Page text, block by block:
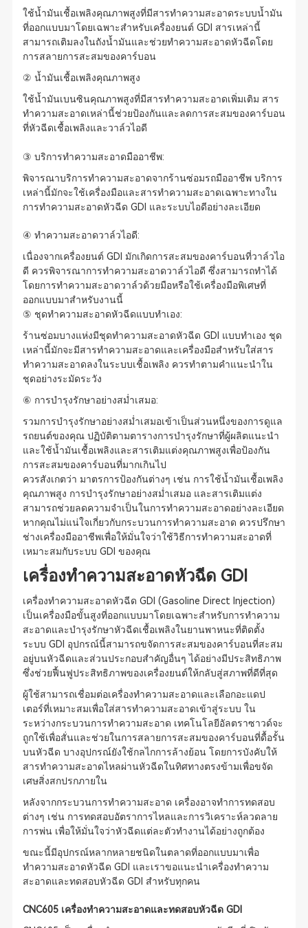
ใช้น้ำมันเชื้อเพลิงคุณภาพสูงที่มีสารทำความสะอาดระบบน้ำมัน
ที่ออกแบบมาโดยเฉพาะสำหรับเครื่องยนต์ GDI สารเหล่านี้
สามารถเติมลงในถังน้ำมันและช่วยทำความสะอาดหัวฉีดโดย
การสลายการสะสมของคาร์บอน
② น้ำมันเชื้อเพลิงคุณภาพสูง
ใช้น้ำมันเบนซินคุณภาพสูงที่มีสารทำความสะอาดเพิ่มเติม สาร
ทำความสะอาดเหล่านี้ช่วยป้องกันและลดการสะสมของคาร์บอน
ที่หัวฉีดเชื้อเพลิงและวาล์วไอดี
③ บริการทำความสะอาดมืออาชีพ:
พิจารณาบริการทำความสะอาดจากร้านซ่อมรถมืออาชีพ บริการ
เหล่านี้มักจะใช้เครื่องมือและสารทำความสะอาดเฉพาะทางใน
การทำความสะอาดหัวฉีด GDI และระบบไอดีอย่างละเอียด
④ ทำความสะอาดวาล์วไอดี:
เนื่องจากเครื่องยนต์ GDI มักเกิดการสะสมของคาร์บอนที่วาล์วไอ
ดี ควรพิจารณาการทำความสะอาดวาล์วไอดี ซึ่งสามารถทำได้
โดยการทำความสะอาดวาล์วด้วยมือหรือใช้เครื่องมือพิเศษที่
ออกแบบมาสำหรับงานนี้
⑤ ชุดทำความสะอาดหัวฉีดแบบทำเอง:
ร้านซ่อมบางแห่งมีชุดทำความสะอาดหัวฉีด GDI แบบทำเอง ชุด
เหล่านี้มักจะมีสารทำความสะอาดและเครื่องมือสำหรับใส่สาร
ทำความสะอาดลงในระบบเชื้อเพลิง ควรทำตามคำแนะนำใน
ชุดอย่างระมัดระวัง
⑥ การบำรุงรักษาอย่างสม่ำเสมอ:
รวมการบำรุงรักษาอย่างสม่ำเสมอเข้าเป็นส่วนหนึ่งของการดูแล
รถยนต์ของคุณ ปฏิบัติตามตารางการบำรุงรักษาที่ผู้ผลิตแนะนำ
และใช้น้ำมันเชื้อเพลิงและสารเติมแต่งคุณภาพสูงเพื่อป้องกัน
การสะสมของคาร์บอนที่มากเกินไป
ควรสังเกตว่า มาตรการป้องกันต่างๆ เช่น การใช้น้ำมันเชื้อเพลิง
คุณภาพสูง การบำรุงรักษาอย่างสม่ำเสมอ และสารเติมแต่ง
สามารถช่วยลดความจำเป็นในการทำความสะอาดอย่างละเอียด
หากคุณไม่แน่ใจเกี่ยวกับกระบวนการทำความสะอาด ควรปรึกษา
ช่างเครื่องมืออาชีพเพื่อให้มั่นใจว่าใช้วิธีการทำความสะอาดที่
เหมาะสมกับระบบ GDI ของคุณ
เครื่องทำความสะอาดหัวฉีด GDI
เครื่องทำความสะอาดหัวฉีด GDI (Gasoline Direct Injection)
เป็นเครื่องมือขั้นสูงที่ออกแบบมาโดยเฉพาะสำหรับการทำความ
สะอาดและบำรุงรักษาหัวฉีดเชื้อเพลิงในยานพาหนะที่ติดตั้ง
ระบบ GDI อุปกรณ์นี้สามารถขจัดการสะสมของคาร์บอนที่สะสม
อยู่บนหัวฉีดและส่วนประกอบสำคัญอื่นๆ ได้อย่างมีประสิทธิภาพ
ซึ่งช่วยฟื้นฟูประสิทธิภาพของเครื่องยนต์ให้กลับสู่สภาพที่ดีที่สุด
ผู้ใช้สามารถเชื่อมต่อเครื่องทำความสะอาดและเลือกอะแดป
เตอร์ที่เหมาะสมเพื่อใส่สารทำความสะอาดเข้าสู่ระบบ ใน
ระหว่างกระบวนการทำความสะอาด เทคโนโลยีอัลตราซาวด์จะ
ถูกใช้เพื่อสั่นและช่วยในการสลายการสะสมของคาร์บอนที่ดื้อรั้น
บนหัวฉีด บางอุปกรณ์ยังใช้กลไกการล้างย้อน โดยการบังคับให้
สารทำความสะอาดไหลผ่านหัวฉีดในทิศทางตรงข้ามเพื่อขจัด
เศษสิ่งสกปรกภายใน
หลังจากกระบวนการทำความสะอาด เครื่องอาจทำการทดสอบ
ต่างๆ เช่น การทดสอบอัตราการไหลและการวิเคราะห์ลวดลาย
การพ่น เพื่อให้มั่นใจว่าหัวฉีดแต่ละตัวทำงานได้อย่างถูกต้อง
ขณะนี้มีอุปกรณ์หลากหลายชนิดในตลาดที่ออกแบบมาเพื่อ
ทำความสะอาดหัวฉีด GDI และเราขอแนะนำเครื่องทำความ
สะอาดและทดสอบหัวฉีด GDI สำหรับทุกคน
CNC605 เครื่องทำความสะอาดและทดสอบหัวฉีด GDI